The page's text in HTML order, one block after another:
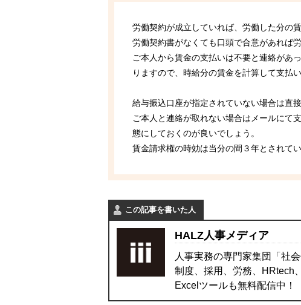
労働契約が成立していれば、労働した分の
労働契約書がなくても口頭で合意があれば
ご本人から賃金の支払いは不要と連絡があ
りますので、時給分の賃金を計算して支払い
給与振込口座が指定されていない場合は直
ご本人と連絡が取れない場合はメールにて
態にしておくのが良いでしょう。
賃金請求権の時効は当分の間３年とされてい
この記事を書いた人
HALZ人事メディア
人事実務の専門家集団「社
制度、採用、労務、HRtech
Excelツールも無料配信中！